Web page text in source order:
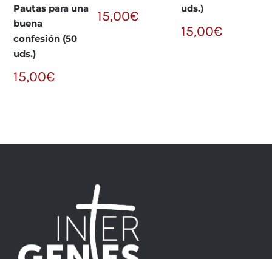
Pautas para una
buena
confesión (50
uds.)
15,00€
15,00€
uds.)
15,00€